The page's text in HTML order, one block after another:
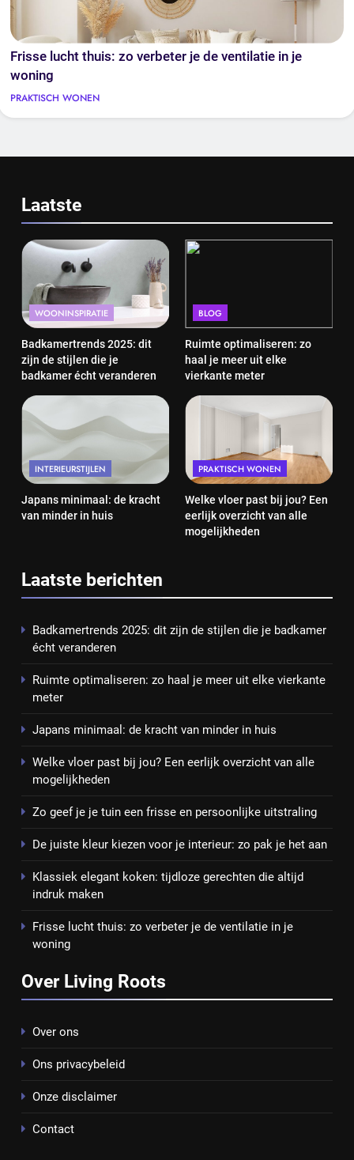
Frisse lucht thuis: zo verbeter je de ventilatie in je
woning
PRAKTISCH WONEN
Laatste
WOONINSPIRATIE
Badkamertrends 2025: dit
zijn de stijlen die je
badkamer écht veranderen
BLOG
Ruimte optimaliseren: zo
haal je meer uit elke
vierkante meter
INTERIEURSTIJLEN
Japans minimaal: de kracht
van minder in huis
PRAKTISCH WONEN
Welke vloer past bij jou? Een
eerlijk overzicht van alle
mogelijkheden
Laatste berichten
Badkamertrends 2025: dit zijn de stijlen die je badkamer
écht veranderen
Ruimte optimaliseren: zo haal je meer uit elke vierkante
meter
Japans minimaal: de kracht van minder in huis
Welke vloer past bij jou? Een eerlijk overzicht van alle
mogelijkheden
Zo geef je je tuin een frisse en persoonlijke uitstraling
De juiste kleur kiezen voor je interieur: zo pak je het aan
Klassiek elegant koken: tijdloze gerechten die altijd
indruk maken
Frisse lucht thuis: zo verbeter je de ventilatie in je
woning
Over Living Roots
Over ons
Ons privacybeleid
Onze disclaimer
Contact